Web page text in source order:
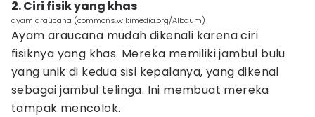
2. Ciri fisik yang khas
ayam araucana (commons.wikimedia.org/Albaum)
Ayam araucana mudah dikenali karena ciri
fisiknya yang khas. Mereka memiliki jambul bulu
yang unik di kedua sisi kepalanya, yang dikenal
sebagai jambul telinga. Ini membuat mereka
tampak mencolok.